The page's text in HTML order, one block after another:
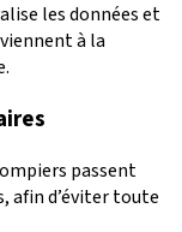
les données et
à la
passent
afin d’éviter toute